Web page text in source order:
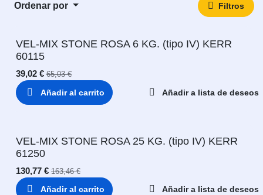
Ordenar por Filtros
VEL-MIX STONE ROSA 6 KG. (tipo IV) KERR
60115
39,02 € 65,03€
Añadir al carrito Añadir a lista de deseos
VEL-MIX STONE ROSA 25 KG. (tipo IV) KERR
61250
130,77 € 163,46€
Añadir al carrito Añadir a lista de deseos